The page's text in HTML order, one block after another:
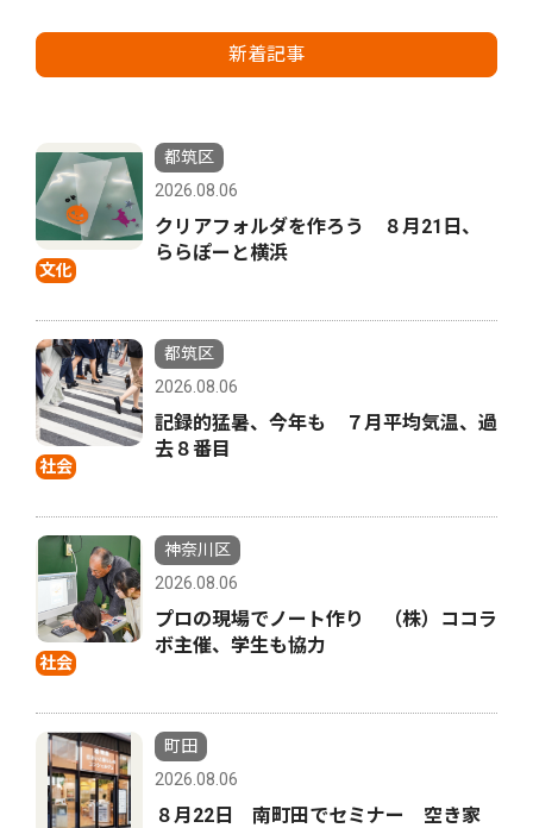
新着記事
文化
都筑区
2026.08.06
クリアフォルダを作ろう ８月21日、
ららぽーと横浜
社会
都筑区
2026.08.06
記録的猛暑、今年も ７月平均気温、過
去８番目
社会
神奈川区
2026.08.06
プロの現場でノート作り （株）ココラ
ボ主催、学生も協力
町田
2026.08.06
８月22日 南町田でセミナー 空き家